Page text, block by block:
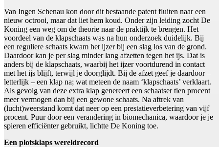
Van Ingen Schenau kon door dit bestaande patent fluiten naar een
nieuw octrooi, maar dat liet hem koud. Onder zijn leiding zocht De
Koning een weg om de theorie naar de praktijk te brengen. Het
voordeel van de klapschaats was na hun onderzoek duidelijk. Bij
een reguliere schaats kwam het ijzer bij een slag los van de grond.
Daardoor kan je per slag minder lang afzetten tegen het ijs. Dat is
anders bij de klapschaats, waarbij het ijzer voortdurend in contact
met het ijs blijft, terwijl je doorglijdt. Bij de afzet geef je daardoor –
letterlijk – een klap na; wat meteen de naam ‘klapschaats’ verklaart.
Als gevolg van deze extra klap genereert een schaatser tien procent
meer vermogen dan bij een gewone schaats. Na aftrek van
(lucht)weerstand komt dat neer op een prestatieverbetering van vijf
procent. Puur door een verandering in biomechanica, waardoor je je
spieren efficiënter gebruikt, lichtte De Koning toe.
Een plotsklaps wereldrecord